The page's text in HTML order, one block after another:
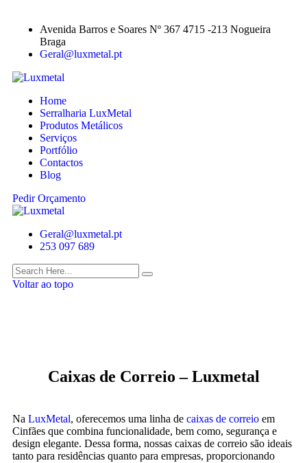
Avenida Barros e Soares Nº 367 4715 -213 Nogueira
Braga
Geral@luxmetal.pt
Home
Serralharia LuxMetal
Produtos Metálicos
Serviços
Portfólio
Contactos
Blog
Pedir Orçamento
Geral@luxmetal.pt
253 097 689
Voltar ao topo
Caixas de Correio – Luxmetal
Na LuxMetal, oferecemos uma linha de caixas de correio em
Cinfães que combina funcionalidade, bem como, segurança e
design elegante. Dessa forma, nossas caixas de correio são ideais
tanto para residências quanto para empresas, proporcionando